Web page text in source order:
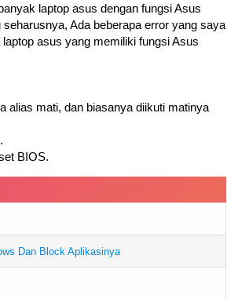
laptop asus dengan fungsi Asus
Ada beberapa error yang saya
asus yang memiliki fungsi Asus
alias mati, dan biasanya diikuti matinya
BIOS.
Dan Block Aplikasinya